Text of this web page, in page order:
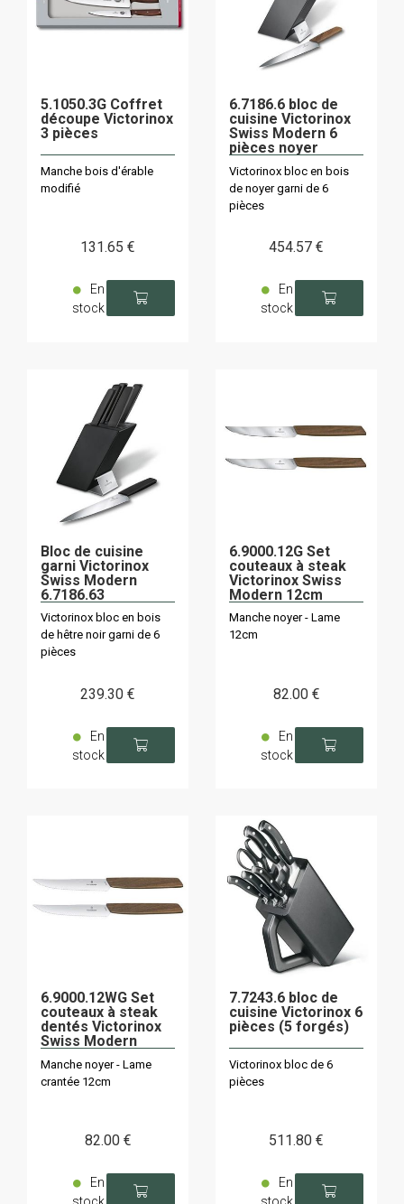
5.1050.3G Coffret
découpe Victorinox
3 pièces
Manche bois d'érable
modifié
131.65 €
En
stock
6.7186.6 bloc de
cuisine Victorinox
Swiss Modern 6
pièces noyer
Victorinox bloc en bois
de noyer garni de 6
pièces
454.57 €
En
stock
Bloc de cuisine
garni Victorinox
Swiss Modern
6.7186.63
Victorinox bloc en bois
de hêtre noir garni de 6
pièces
239.30 €
En
stock
6.9000.12G Set
couteaux à steak
Victorinox Swiss
Modern 12cm
Manche noyer - Lame
12cm
82.00 €
En
stock
6.9000.12WG Set
couteaux à steak
dentés Victorinox
Swiss Modern
12cm
Manche noyer - Lame
crantée 12cm
82.00 €
En
7.7243.6 bloc de
cuisine Victorinox 6
pièces (5 forgés)
Victorinox bloc de 6
pièces
511.80 €
En